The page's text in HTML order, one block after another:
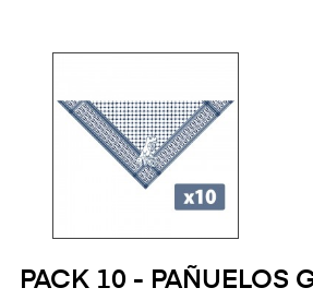
PACK 10 - PAÑUELOS